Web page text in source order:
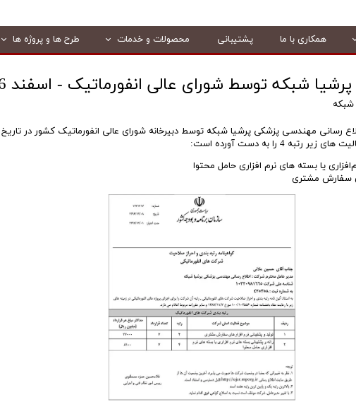
همکاری با ما پشتیبانی محصولات و خدمات طرح ها و پروژه ها
شبکه توسط شورای عالی انفورماتیک - اسفند 1396
شبکه
4 را به دست آورده است:
یا بسته های نرم افزاری حامل محتوا
سفارش مشتری